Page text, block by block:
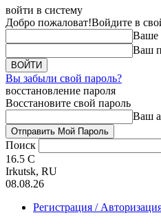
войти в систему
Добро пожаловат!Войдите в
Ваше
Ваш
Вы забыли свой пароль?
восстановление пароля
Восстановите свой пароль
Ваш
Поиск
16.5 C
Irkutsk, RU
08.08.26
Регистрация /